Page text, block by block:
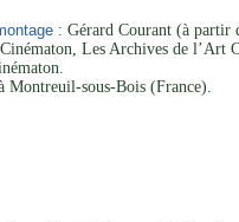
: Gérard Courant (à partir
Les Archives de l’Art
Montreuil-sous-Bois (France).